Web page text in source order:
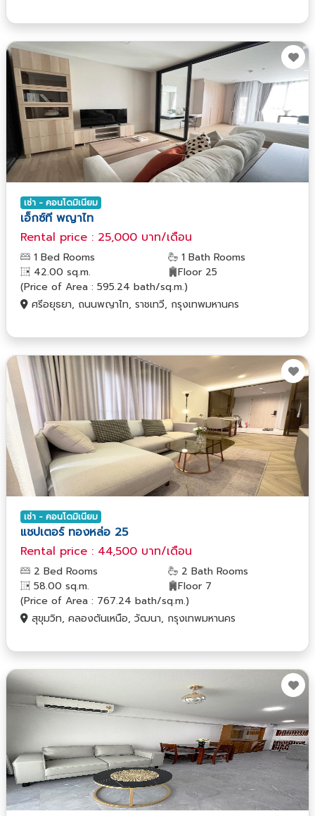
เช่า - คอนโดมิเนียม
เอ็กซ์ที พญาไท
Rental price : 25,000 บาท/เดือน
1 Bed Rooms
1 Bath Rooms
42.00 sq.m.
Floor 25
(Price of Area : 595.24 bath/sq.m.)
ศรีอยุธยา, ถนนพญาไท, ราชเทวี, กรุงเทพมหานคร
เช่า - คอนโดมิเนียม
แชปเตอร์ ทองหล่อ 25
Rental price : 44,500 บาท/เดือน
2 Bed Rooms
2 Bath Rooms
58.00 sq.m.
Floor 7
(Price of Area : 767.24 bath/sq.m.)
สุขุมวิท, คลองตันเหนือ, วัฒนา, กรุงเทพมหานคร